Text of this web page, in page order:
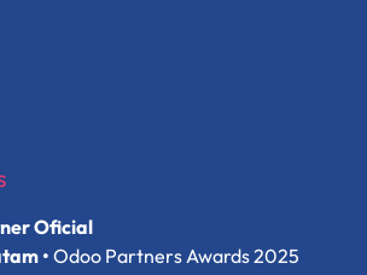
Oficial
• Odoo Partners Awards 2025